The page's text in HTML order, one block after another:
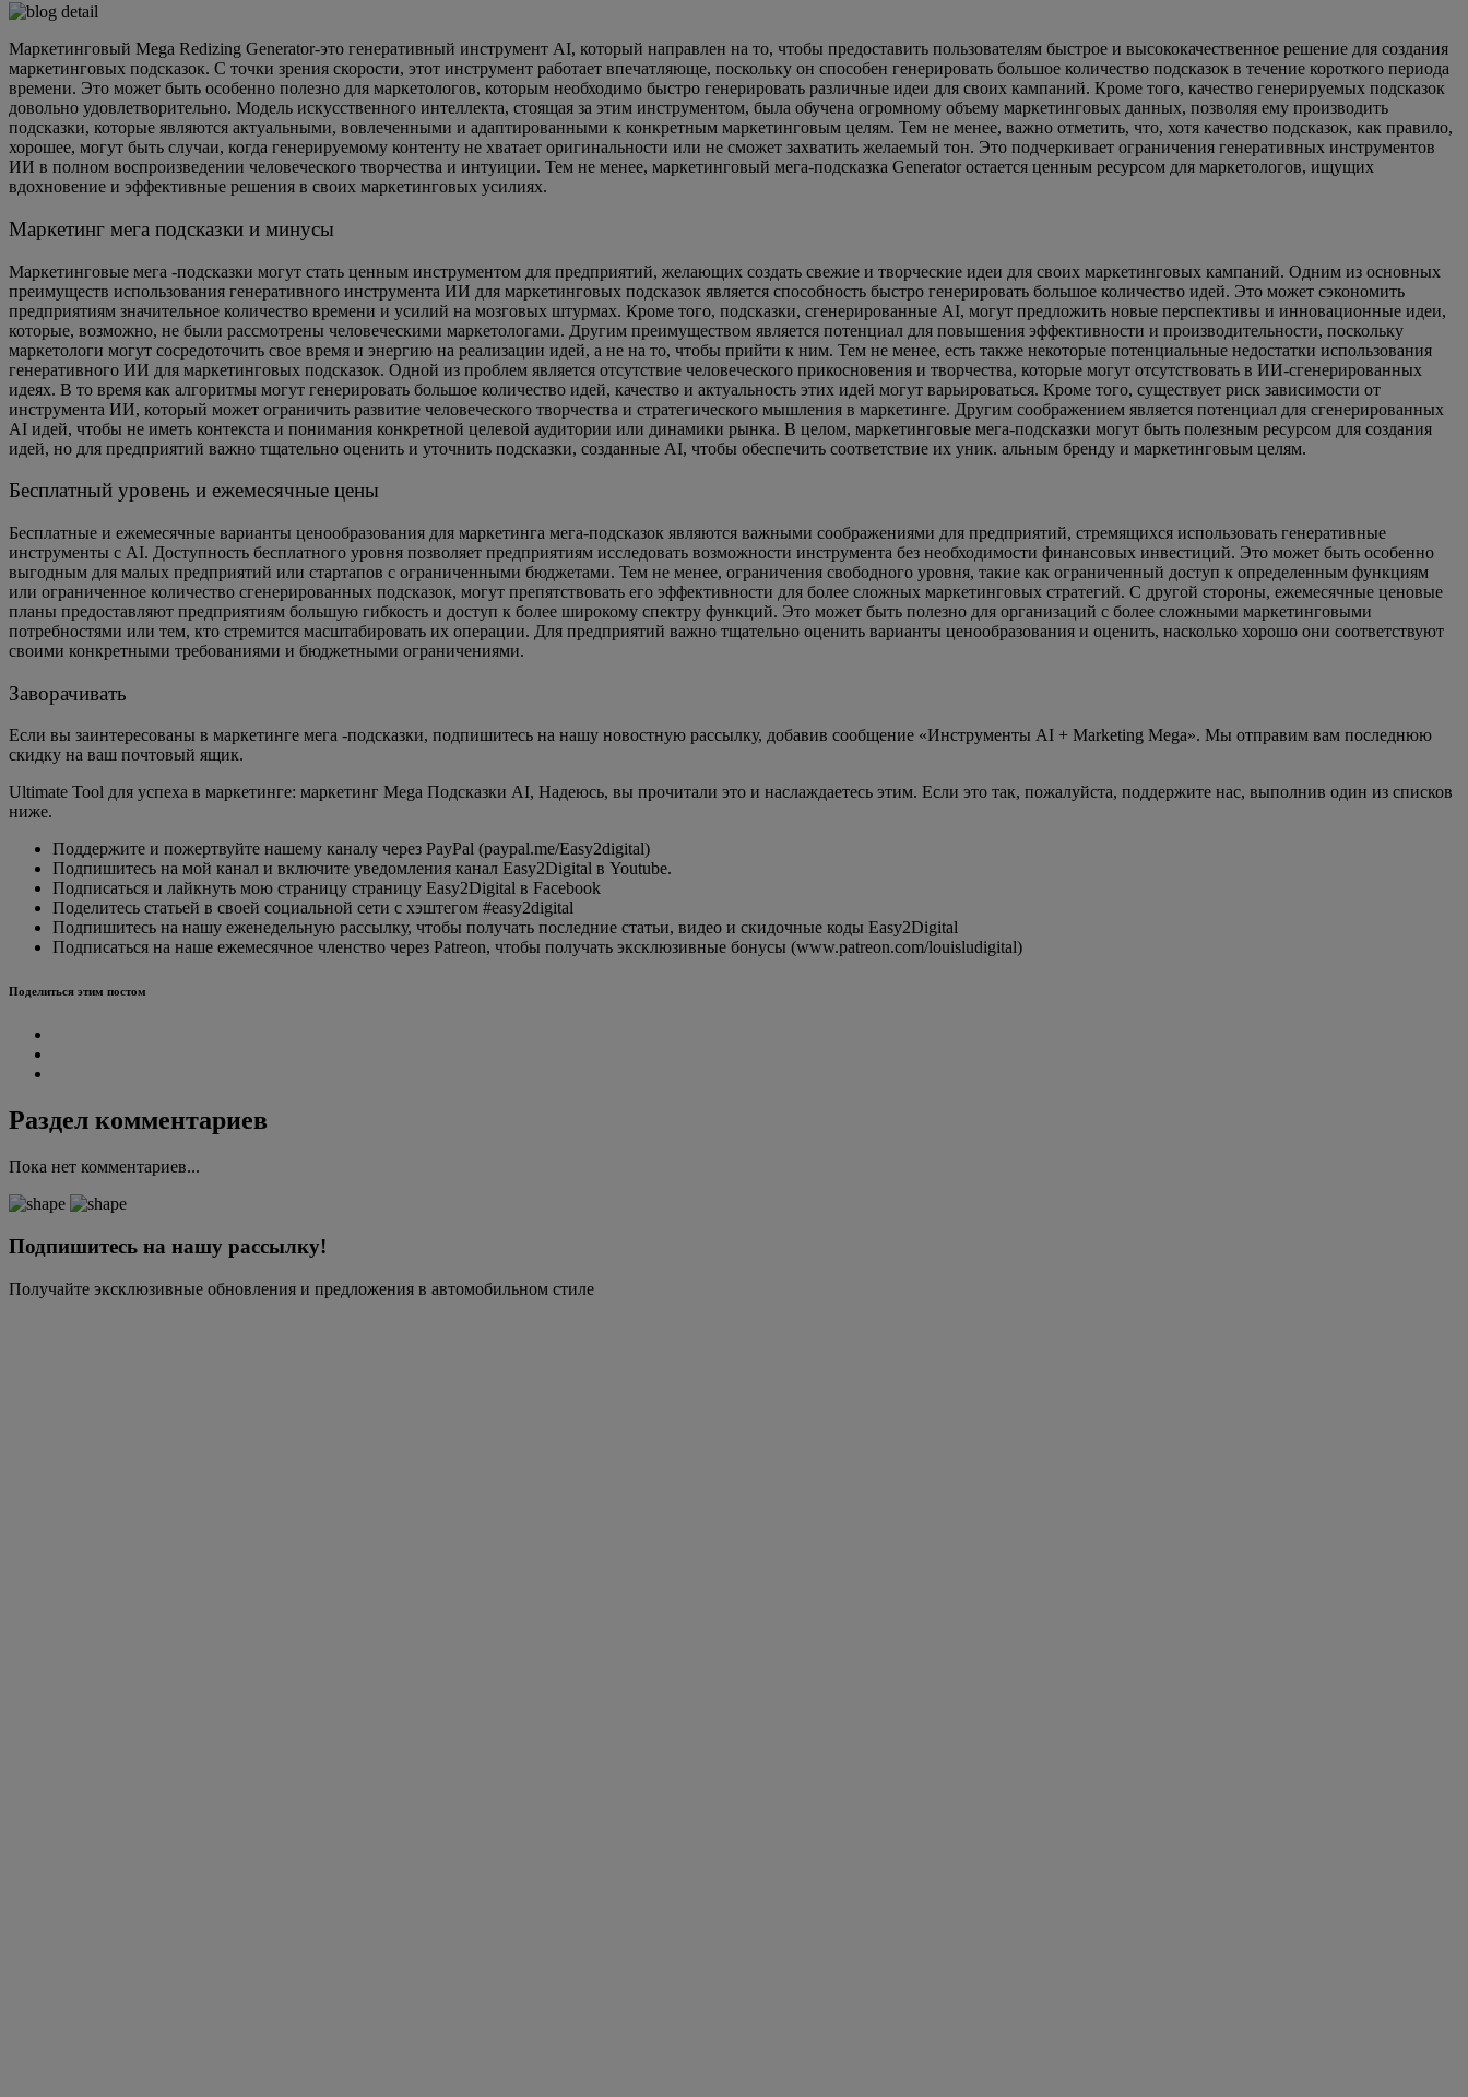
Маркетинговый Mega Redizing Generator-это генеративный инструмент AI, который направлен на то, чтобы предоставить пользователям быстрое и высококачественное решение для создания
маркетинговых подсказок. С точки зрения скорости, этот инструмент работает впечатляюще, поскольку он способен генерировать большое количество подсказок в течение короткого периода
времени. Это может быть особенно полезно для маркетологов, которым необходимо быстро генерировать различные идеи для своих кампаний. Кроме того, качество генерируемых подсказок
довольно удовлетворительно. Модель искусственного интеллекта, стоящая за этим инструментом, была обучена огромному объему маркетинговых данных, позволяя ему производить
подсказки, которые являются актуальными, вовлеченными и адаптированными к конкретным маркетинговым целям. Тем не менее, важно отметить, что, хотя качество подсказок, как правило,
хорошее, могут быть случаи, когда генерируемому контенту не хватает оригинальности или не сможет захватить желаемый тон. Это подчеркивает ограничения генеративных инструментов
ИИ в полном воспроизведении человеческого творчества и интуиции. Тем не менее, маркетинговый мега-подсказка Generator остается ценным ресурсом для маркетологов, ищущих
вдохновение и эффективные решения в своих маркетинговых усилиях.
Маркетинг мега подсказки и минусы
Маркетинговые мега -подсказки могут стать ценным инструментом для предприятий, желающих создать свежие и творческие идеи для своих маркетинговых кампаний. Одним из основных
преимуществ использования генеративного инструмента ИИ для маркетинговых подсказок является способность быстро генерировать большое количество идей. Это может сэкономить
предприятиям значительное количество времени и усилий на мозговых штурмах. Кроме того, подсказки, сгенерированные AI, могут предложить новые перспективы и инновационные идеи,
которые, возможно, не были рассмотрены человеческими маркетологами. Другим преимуществом является потенциал для повышения эффективности и производительности, поскольку
маркетологи могут сосредоточить свое время и энергию на реализации идей, а не на то, чтобы прийти к ним. Тем не менее, есть также некоторые потенциальные недостатки использования
генеративного ИИ для маркетинговых подсказок. Одной из проблем является отсутствие человеческого прикосновения и творчества, которые могут отсутствовать в ИИ-сгенерированных
идеях. В то время как алгоритмы могут генерировать большое количество идей, качество и актуальность этих идей могут варьироваться. Кроме того, существует риск зависимости от
инструмента ИИ, который может ограничить развитие человеческого творчества и стратегического мышления в маркетинге. Другим соображением является потенциал для сгенерированных
AI идей, чтобы не иметь контекста и понимания конкретной целевой аудитории или динамики рынка. В целом, маркетинговые мега-подсказки могут быть полезным ресурсом для создания
идей, но для предприятий важно тщательно оценить и уточнить подсказки, созданные AI, чтобы обеспечить соответствие их уник. альным бренду и маркетинговым целям.
Бесплатный уровень и ежемесячные цены
Бесплатные и ежемесячные варианты ценообразования для маркетинга мега-подсказок являются важными соображениями для предприятий, стремящихся использовать генеративные
инструменты с AI. Доступность бесплатного уровня позволяет предприятиям исследовать возможности инструмента без необходимости финансовых инвестиций. Это может быть особенно
выгодным для малых предприятий или стартапов с ограниченными бюджетами. Тем не менее, ограничения свободного уровня, такие как ограниченный доступ к определенным функциям
или ограниченное количество сгенерированных подсказок, могут препятствовать его эффективности для более сложных маркетинговых стратегий. С другой стороны, ежемесячные ценовые
планы предоставляют предприятиям большую гибкость и доступ к более широкому спектру функций. Это может быть полезно для организаций с более сложными маркетинговыми
потребностями или тем, кто стремится масштабировать их операции. Для предприятий важно тщательно оценить варианты ценообразования и оценить, насколько хорошо они соответствуют
своими конкретными требованиями и бюджетными ограничениями.
Заворачивать
Если вы заинтересованы в маркетинге мега -подсказки, подпишитесь на нашу новостную рассылку, добавив сообщение «Инструменты AI + Marketing Mega». Мы отправим вам последнюю
скидку на ваш почтовый ящик.
Ultimate Tool для успеха в маркетинге: маркетинг Mega Подсказки AI, Надеюсь, вы прочитали это и наслаждаетесь этим. Если это так, пожалуйста, поддержите нас, выполнив один из списков
ниже.
Поддержите и пожертвуйте нашему каналу через PayPal (paypal.me/Easy2digital)
Подпишитесь на мой канал и включите уведомления канал Easy2Digital в Youtube.
Подписаться и лайкнуть мою страницу страницу Easy2Digital в Facebook
Поделитесь статьей в своей социальной сети с хэштегом #easy2digital
Подпишитесь на нашу еженедельную рассылку, чтобы получать последние статьи, видео и скидочные коды Easy2Digital
Подписаться на наше ежемесячное членство через Patreon, чтобы получать эксклюзивные бонусы (www.patreon.com/louisludigital)
Поделиться этим постом
Раздел комментариев
Пока нет комментариев...
Подпишитесь на нашу рассылку!
Получайте эксклюзивные обновления и предложения в автомобильном стиле